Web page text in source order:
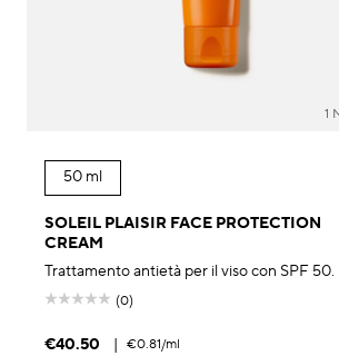
1
50 ml
SOLEIL PLAISIR FACE PROTECTION
CREAM
Trattamento antietà per il viso con SPF 50.
(0)
€40.50 | €0.81/ml